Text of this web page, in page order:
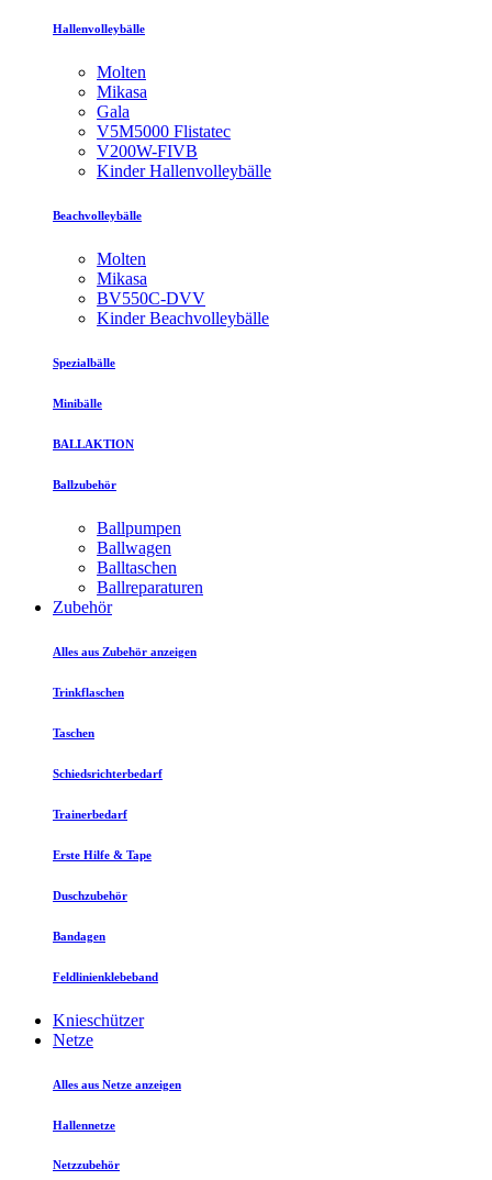
Hallenvolleybälle
Molten
Mikasa
Gala
V5M5000 Flistatec
V200W-FIVB
Kinder Hallenvolleybälle
Beachvolleybälle
Molten
Mikasa
BV550C-DVV
Kinder Beachvolleybälle
Spezialbälle
Minibälle
BALLAKTION
Ballzubehör
Ballpumpen
Ballwagen
Balltaschen
Ballreparaturen
Zubehör
Alles aus Zubehör anzeigen
Trinkflaschen
Taschen
Schiedsrichterbedarf
Trainerbedarf
Erste Hilfe & Tape
Duschzubehör
Bandagen
Feldlinienklebeband
Knieschützer
Netze
Alles aus Netze anzeigen
Hallennetze
Netzzubehör